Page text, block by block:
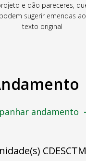
e dão pareceres,
podem sugerir emendas ao
texto original
andamento